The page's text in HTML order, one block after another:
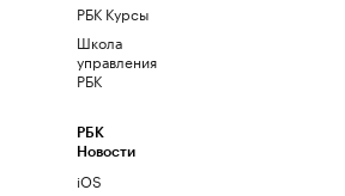
РБК Курсы
Школа
управления
РБК
РБК
Новости
iOS